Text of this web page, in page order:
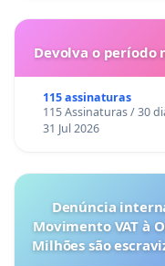
Devolva o período
115 assinaturas
115 Assinaturas / 30
31 Jul 2026
Denúncia
Movimento VAT à
Milhões são